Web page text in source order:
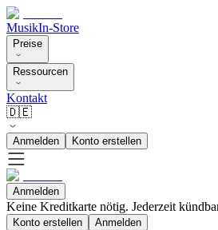
MusikIn-Store
Preise
Ressourcen
Kontakt
🇩🇪
Anmelden Konto erstellen
Anmelden
Keine Kreditkarte nötig. Jederzeit
Konto erstellen Anmelden